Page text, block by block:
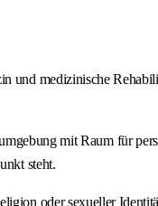
und medizinische
mit Raum für
steht.
oder sexueller